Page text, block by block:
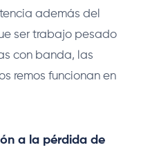
además del
ser trabajo pesado
con banda, las
remos funcionan en
a la pérdida de